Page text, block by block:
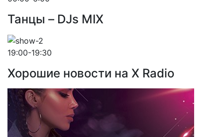
Танцы – DJs MIX
19:00-19:30
Хорошие новости на X Radio